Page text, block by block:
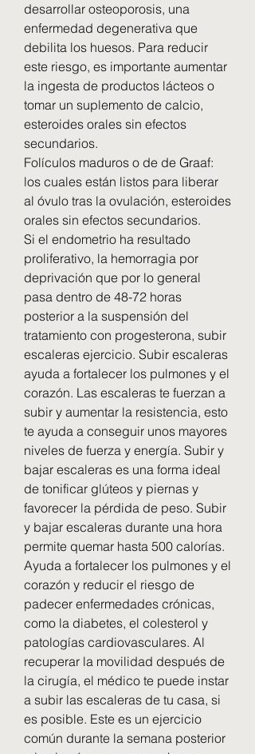
desarrollar osteoporosis, una
enfermedad degenerativa que
debilita los huesos. Para reducir
este riesgo, es importante aumentar
la ingesta de productos lácteos o
tomar un suplemento de calcio,
esteroides orales sin efectos
secundarios.
Folículos maduros o de de Graaf:
los cuales están listos para liberar
al óvulo tras la ovulación, esteroides
orales sin efectos secundarios.
Si el endometrio ha resultado
proliferativo, la hemorragia por
deprivación que por lo general
pasa dentro de 48-72 horas
posterior a la suspensión del
tratamiento con progesterona, subir
escaleras ejercicio. Subir escaleras
ayuda a fortalecer los pulmones y el
corazón. Las escaleras te fuerzan a
subir y aumentar la resistencia, esto
te ayuda a conseguir unos mayores
niveles de fuerza y energía. Subir y
bajar escaleras es una forma ideal
de tonificar glúteos y piernas y
favorecer la pérdida de peso. Subir
y bajar escaleras durante una hora
permite quemar hasta 500 calorías.
Ayuda a fortalecer los pulmones y el
corazón y reducir el riesgo de
padecer enfermedades crónicas,
como la diabetes, el colesterol y
patologías cardiovasculares. Al
recuperar la movilidad después de
la cirugía, el médico te puede instar
a subir las escaleras de tu casa, si
es posible. Este es un ejercicio
común durante la semana posterior